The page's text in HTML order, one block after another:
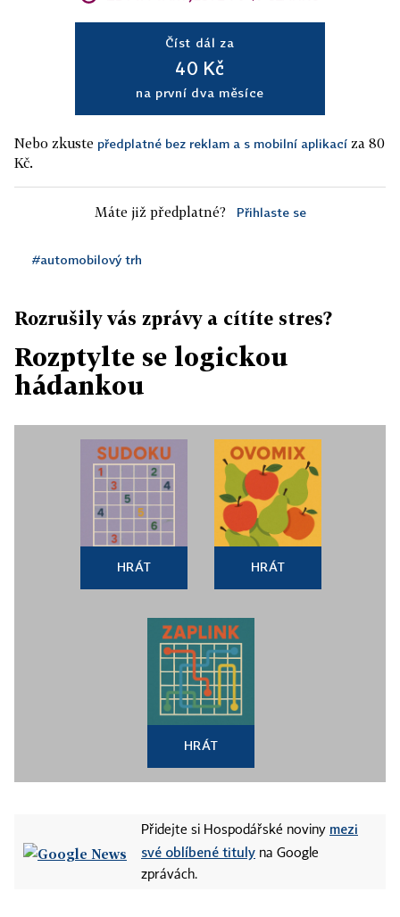
Číst dál za
40 Kč
na první dva měsíce
Nebo zkuste předplatné bez reklam a s mobilní aplikací za 80
Kč.
Máte již předplatné? Přihlaste se
#automobilový trh
Rozrušily vás zprávy a cítíte stres?
Rozptylte se logickou
hádankou
HRÁT HRÁT
HRÁT
Přidejte si Hospodářské noviny mezi
své oblíbené tituly na Google
zprávách.